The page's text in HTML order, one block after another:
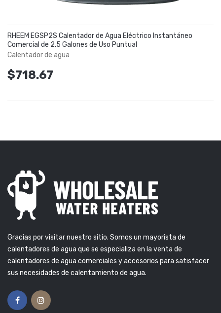
RHEEM EGSP2S Calentador de Agua Eléctrico Instantáneo
Comercial de 2.5 Galones de Uso Puntual
Calentador de agua
$718.67
Gracias por visitar nuestro sitio. Somos un mayorista de
calentadores de agua que se especializa en la venta de
calentadores de agua comerciales y accesorios para satisfacer
sus necesidades de calentamiento de agua.